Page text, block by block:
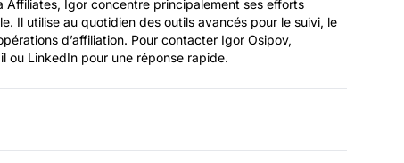
Affiliates, Igor concentre principalement ses efforts
Il utilise au quotidien des outils avancés pour le suivi, le
d’affiliation. Pour contacter Igor Osipov,
ou LinkedIn pour une réponse rapide.